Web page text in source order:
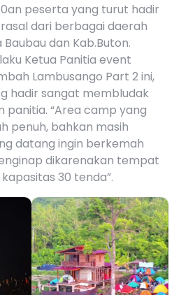
peserta yang turut hadir
dari berbagai daerah
dan Kab.Buton.
Ketua Panitia event
Lambusango Part 2 ini,
hadir sangat membludak
panitia. “Area camp yang
penuh, bahkan masih
datang ingin berkemah
dikarenakan tempat
30 tenda”.